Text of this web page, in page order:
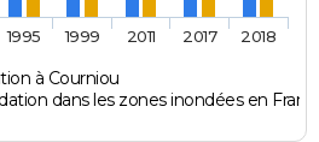
à Courniou
dans les zones inondées en
1995 1999 2011 2017 2018